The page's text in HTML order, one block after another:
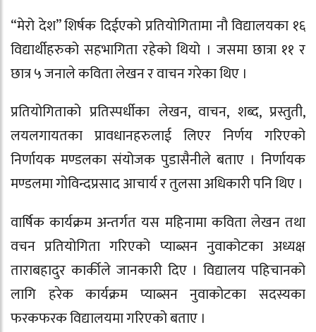
“मेरो देश” शिर्षक दिईएको प्रतियोगितामा नौ विद्यालयका १६
विद्यार्थीहरुको सहभागिता रहेको थियो । जसमा छात्रा ११ र
छात्र ५ जनाले कविता लेखन र वाचन गरेका थिए ।
प्रतियोगिताको प्रतिस्पर्धीका लेखन, वाचन, शब्द, प्रस्तुती,
लयलगायतका प्रावधानहरुलाई लिएर निर्णय गरिएको
निर्णायक मण्डलका संयोजक पुडासैनीले बताए । निर्णायक
मण्डलमा गोविन्दप्रसाद आचार्य र तुलसा अधिकारी पनि थिए ।
वार्षिक कार्यक्रम अन्तर्गत यस महिनामा कविता लेखन तथा
वचन प्रतियोगिता गरिएको प्याब्सन नुवाकोटका अध्यक्ष
ताराबहादुर कार्कीले जानकारी दिए । विद्यालय पहिचानको
लागि हरेक कार्यक्रम प्याब्सन नुवाकोटका सदस्यका
फरकफरक विद्यालयमा गरिएको बताए ।